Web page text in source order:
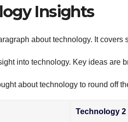
Insights
about technology. It covers
into technology. Key ideas are
about technology to round off
Technology 2